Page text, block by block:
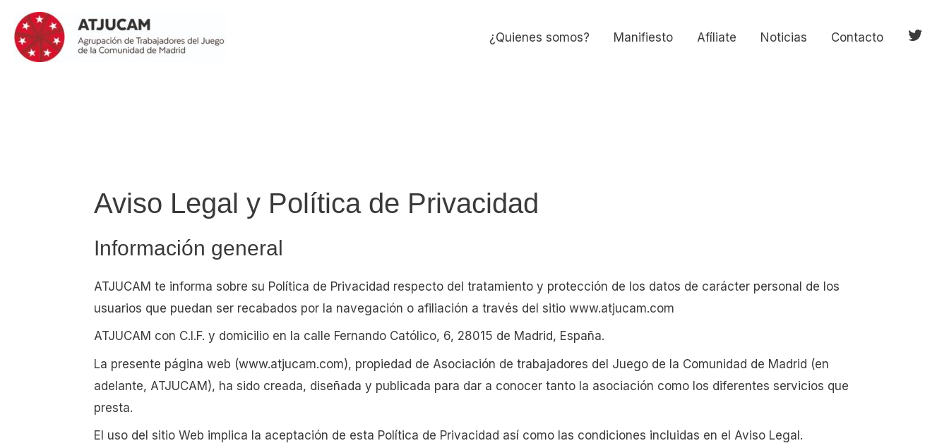
contenido
¿Quienes somos? Manifiesto Afíliate Noticias
Contacto
Aviso Legal y Política de Privacidad
Información general
ATJUCAM te informa sobre su Política de Privacidad respecto del tratamiento y protección de los datos de carácter personal de los
usuarios que puedan ser recabados por la navegación o afiliación a través del sitio www.atjucam.com
ATJUCAM con C.I.F. y domicilio en la calle Fernando Católico, 6, 28015 de Madrid, España.
La presente página web (www.atjucam.com), propiedad de Asociación de trabajadores del Juego de la Comunidad de Madrid (en
adelante, ATJUCAM), ha sido creada, diseñada y publicada para dar a conocer tanto la asociación como los diferentes servicios que
presta.
El uso del sitio Web implica la aceptación de esta Política de Privacidad así como las condiciones incluidas en el Aviso Legal.